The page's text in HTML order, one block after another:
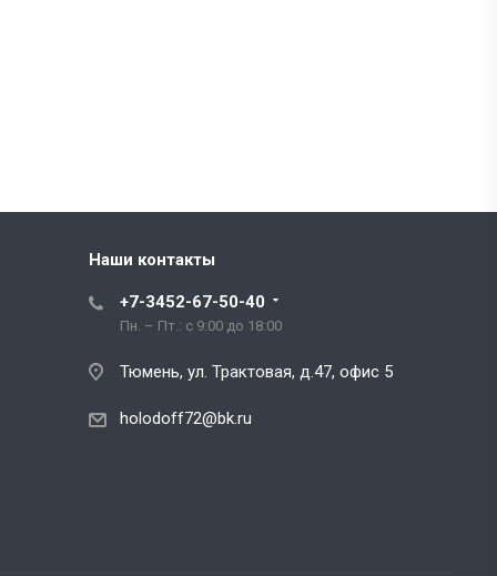
Наши контакты
+7-3452-67-50-40
Пн. – Пт.: с 9:00 до 18:00
Тюмень, ул. Трактовая, д.47, офис 5
holodoff72@bk.ru